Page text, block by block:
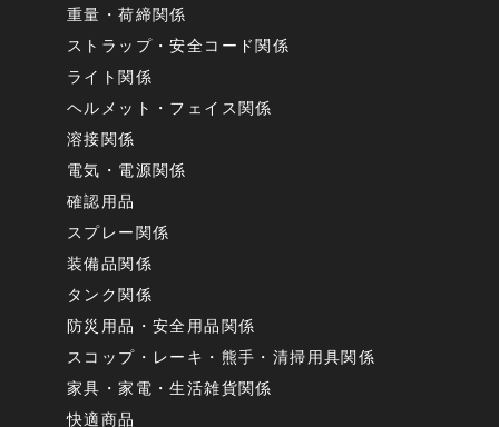
重量・荷締関係
ストラップ・安全コード関係
ライト関係
ヘルメット・フェイス関係
溶接関係
電気・電源関係
確認用品
スプレー関係
装備品関係
タンク関係
防災用品・安全用品関係
スコップ・レーキ・熊手・清掃用具関係
家具・家電・生活雑貨関係
快適商品